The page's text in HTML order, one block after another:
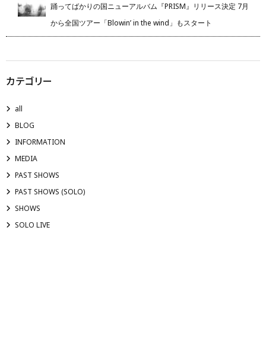
踊ってばかりの国ニューアルバム『PRISM』リリース決定 7月
から全国ツアー「Blowin’ in the wind」もスタート
カテゴリー
all
BLOG
INFORMATION
MEDIA
PAST SHOWS
PAST SHOWS (SOLO)
SHOWS
SOLO LIVE